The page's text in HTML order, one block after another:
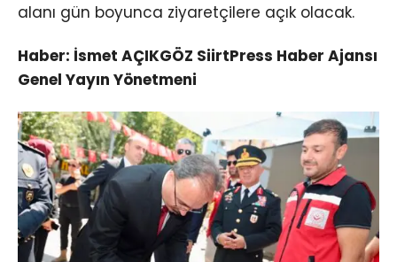
alanı gün boyunca ziyaretçilere açık olacak.
Haber: İsmet AÇIKGÖZ SiirtPress Haber Ajansı
Genel Yayın Yönetmeni